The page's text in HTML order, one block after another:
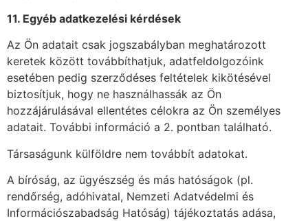
11. Egyéb adatkezelési kérdések
Az Ön adatait csak jogszabályban meghatározott
keretek között továbbíthatjuk, adatfeldolgozóink
esetében pedig szerződéses feltételek kikötésével
biztosítjuk, hogy ne használhassák az Ön
hozzájárulásával ellentétes célokra az Ön személyes
adatait. További információ a 2. pontban található.
Társaságunk külföldre nem továbbít adatokat.
A bíróság, az ügyészség és más hatóságok (pl.
rendőrség, adóhivatal, Nemzeti Adatvédelmi és
Információszabadság Hatóság) tájékoztatás adása,